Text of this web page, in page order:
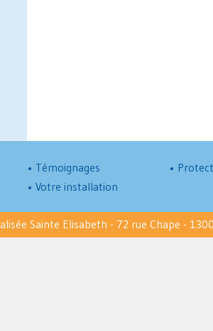
• Témoignages •
• Votre installation
Sainte Elisabeth 72 rue Chape